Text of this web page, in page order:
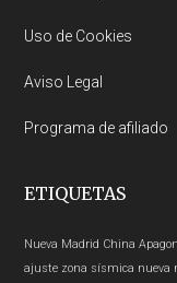
Uso de Cookies
Aviso Legal
Programa de afiliado
ETIQUETAS
Nueva Madrid China Apagon
ajuste zona sísmica nueva